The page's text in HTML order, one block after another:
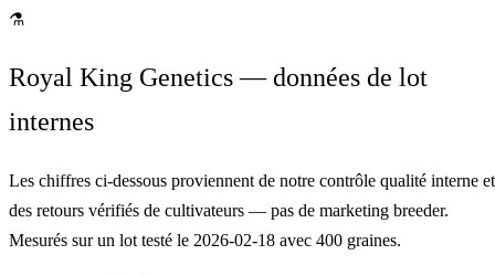
⚗
Royal King Genetics — données de lot
internes
Les chiffres ci-dessous proviennent de notre contrôle qualité interne et
des retours vérifiés de cultivateurs — pas de marketing breeder.
Mesurés sur un lot testé le 2026-02-18 avec 400 graines.